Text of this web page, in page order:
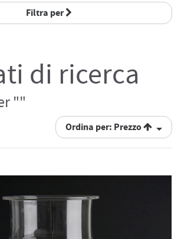
Filtra per
di ricerca
""
Ordina per: Prezzo